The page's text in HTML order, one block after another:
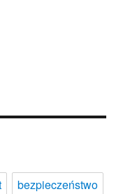
bezpieczeństwo